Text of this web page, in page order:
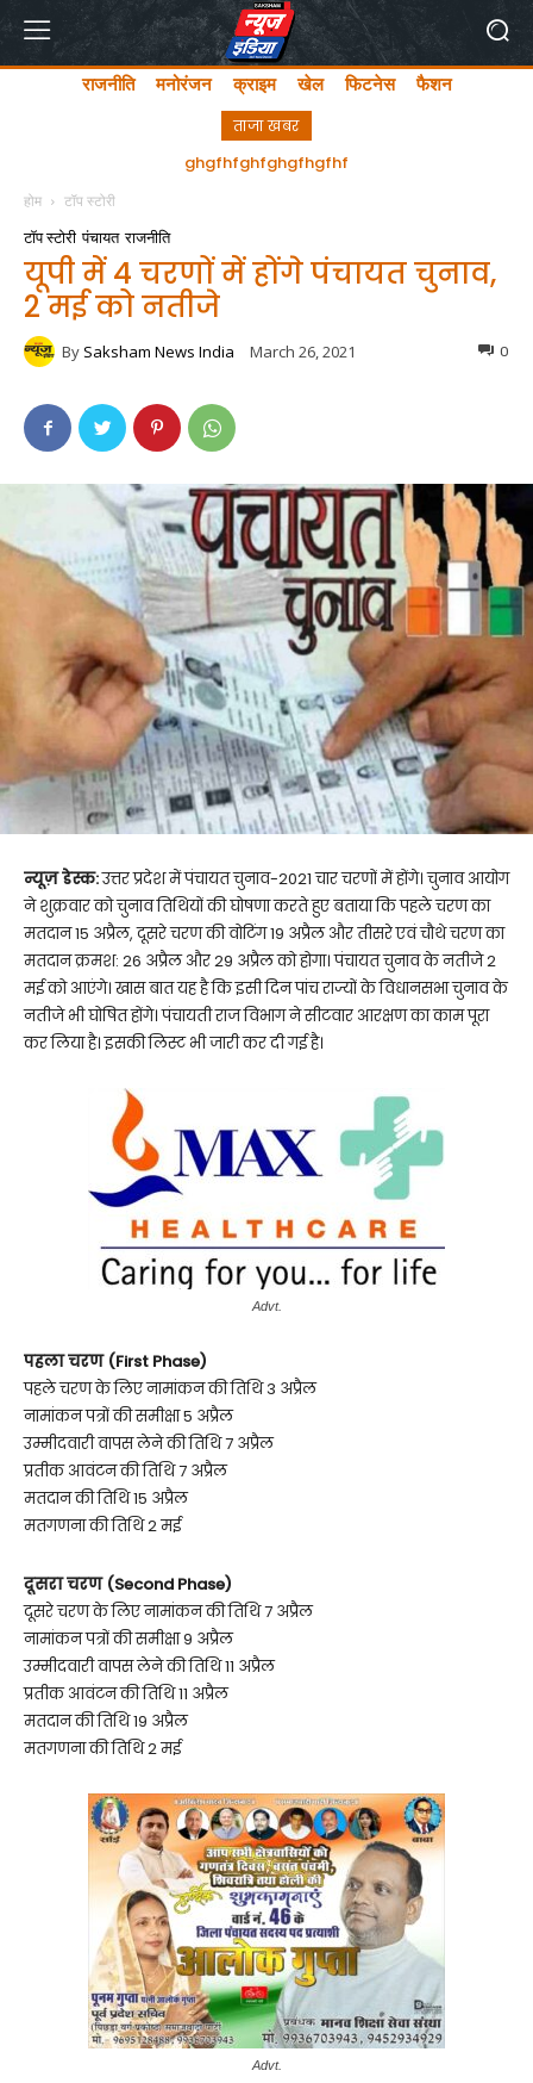
राजनीति मनोरंजन क्राइम खेल फिटनेस फैशन
ताजा खबर
ghgfhfghfghgfhgfhf
होम टॉप स्टोरी
टॉप स्टोरी पंचायत राजनीति
यूपी में 4 चरणों में होंगे पंचायत चुनाव,
2 मई को नतीजे
By Saksham News India March 26, 2021 0
न्यूज़ डेस्क:उत्तर प्रदेश में पंचायत चुनाव-2021 चार चरणों में होंगे। चुनाव आयोग
ने शुक्रवार को चुनाव तिथियों की घोषणा करते हुए बताया कि पहले चरण का
मतदान 15 अप्रैल, दूसरे चरण की वोटिंग 19 अप्रैल और तीसरे एवं चौथे चरण का
मतदान क्रमश: 26 अप्रैल और 29 अप्रैल को होगा। पंचायत चुनाव के नतीजे 2
मई को आएंगे। खास बात यह है कि इसी दिन पांच राज्यों के विधानसभा चुनाव के
नतीजे भी घोषित होंगे। पंचायती राज विभाग ने सीटवार आरक्षण का काम पूरा
कर लिया है। इसकी लिस्ट भी जारी कर दी गई है।
Advt.
पहला चरण (First Phase)
पहले चरण के लिए नामांकन की तिथि 3 अप्रैल
नामांकन पत्रों की समीक्षा 5 अप्रैल
उम्मीदवारी वापस लेने की तिथि 7 अप्रैल
प्रतीक आवंटन की तिथि 7 अप्रैल
मतदान की तिथि 15 अप्रैल
मतगणना की तिथि 2 मई
दूसरा चरण (Second Phase)
दूसरे चरण के लिए नामांकन की तिथि 7 अप्रैल
नामांकन पत्रों की समीक्षा 9 अप्रैल
उम्मीदवारी वापस लेने की तिथि 11 अप्रैल
प्रतीक आवंटन की तिथि 11 अप्रैल
मतदान की तिथि 19 अप्रैल
मतगणना की तिथि 2 मई
Advt.